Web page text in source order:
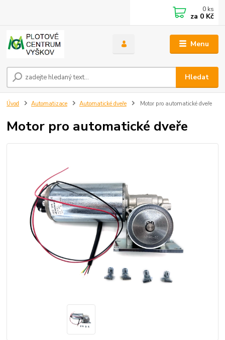
Menu
Hledat
0 ks
za 0 Kč
Úvod Automatizace Automatické dveře Motor pro automatické dveře
Motor pro automatické dveře